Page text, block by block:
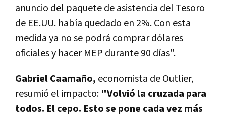
anuncio del paquete de asistencia del Tesoro
de EE.UU. había quedado en 2%. Con esta
medida ya no se podrá comprar dólares
oficiales y hacer MEP durante 90 días".
Gabriel Caamaño, economista de Outlier,
resumió el impacto: "Volvió la cruzada para
todos. El cepo. Esto se pone cada vez más